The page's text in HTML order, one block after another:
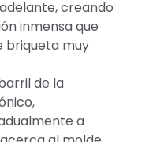
creando
inmensa que
briqueta muy
de la
a